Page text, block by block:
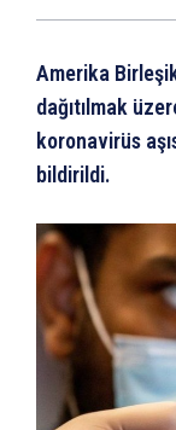
Amerika
dağıtılmak
koronavirüs
bildirildi.